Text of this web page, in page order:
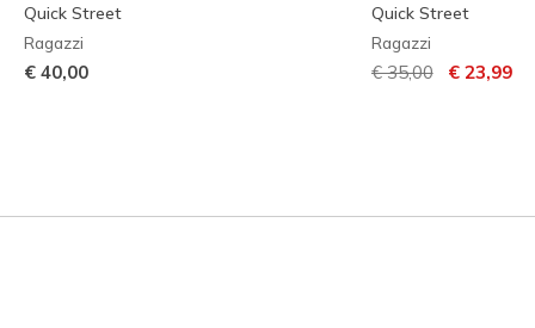
Quick Street
Ragazzi
€ 40,00
Quick Street
Ragazzi
Prezzo ridotto da
€ 35,00per€ 23,99